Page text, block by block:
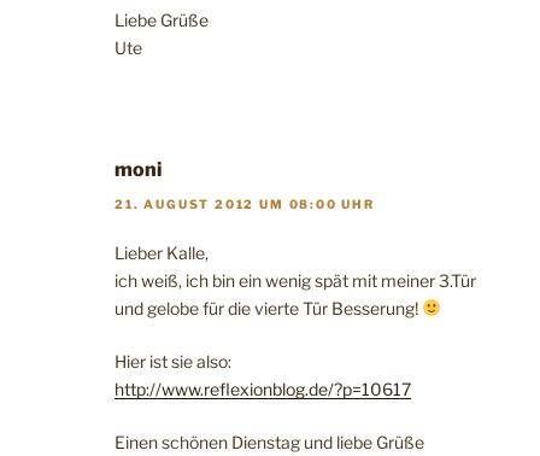
Liebe Grüße
Ute
moni
21. AUGUST 2012 UM 08:00 UHR
Lieber Kalle,
ich weiß, ich bin ein wenig spät mit meiner 3.Tür
und gelobe für die vierte Tür Besserung!
Hier ist sie also:
http://www.reflexionblog.de/?p=10617
Einen schönen Dienstag und liebe Grüße